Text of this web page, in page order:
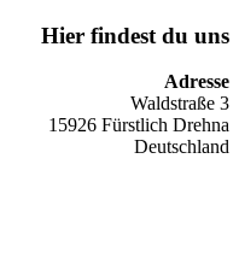
Hier findest du uns
Adresse
Waldstraße 3
15926 Fürstlich Drehna
Deutschland